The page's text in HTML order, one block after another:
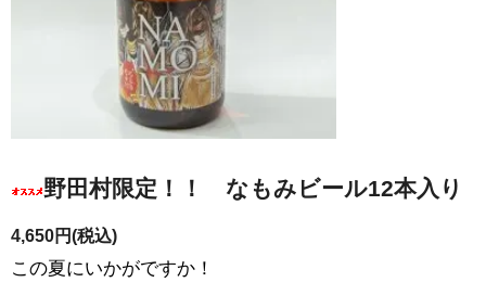
野田村限定！！ なもみビール12本入り
4,650円(税込)
この夏にいかがですか！